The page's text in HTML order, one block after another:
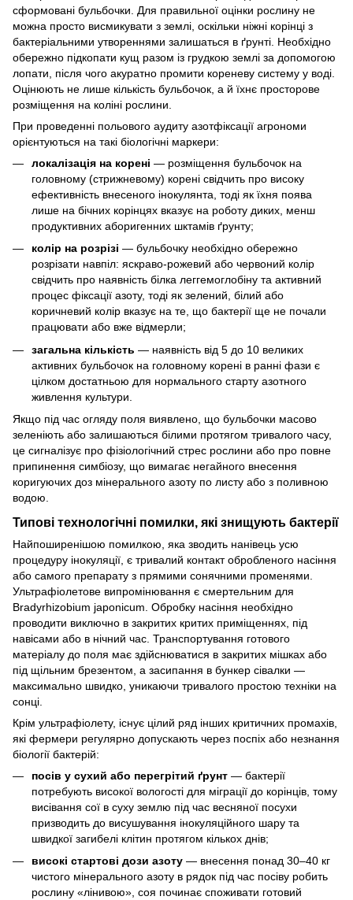
сформовані бульбочки. Для правильної оцінки рослину не
можна просто висмикувати з землі, оскільки ніжні корінці з
бактеріальними утвореннями залишаться в ґрунті. Необхідно
обережно підкопати кущ разом із грудкою землі за допомогою
лопати, після чого акуратно промити кореневу систему у воді.
Оцінюють не лише кількість бульбочок, а й їхнє просторове
розміщення на коліні рослини.
При проведенні польового аудиту азотфіксації агрономи
орієнтуються на такі біологічні маркери:
локалізація на корені — розміщення бульбочок на
головному (стрижневому) корені свідчить про високу
ефективність внесеного інокулянта, тоді як їхня поява
лише на бічних корінцях вказує на роботу диких, менш
продуктивних аборигенних шктамів ґрунту;
колір на розрізі — бульбочку необхідно обережно
розрізати навпіл: яскраво-рожевий або червоний колір
свідчить про наявність білка леггемоглобіну та активний
процес фіксації азоту, тоді як зелений, білий або
коричневий колір вказує на те, що бактерії ще не почали
працювати або вже відмерли;
загальна кількість — наявність від 5 до 10 великих
активних бульбочок на головному корені в ранні фази є
цілком достатньою для нормального старту азотного
живлення культури.
Якщо під час огляду поля виявлено, що бульбочки масово
зеленіють або залишаються білими протягом тривалого часу,
це сигналізує про фізіологічний стрес рослини або про повне
припинення симбіозу, що вимагає негайного внесення
коригуючих доз мінерального азоту по листу або з поливною
водою.
Типові технологічні помилки, які знищують бактерії
Найпоширенішою помилкою, яка зводить нанівець усю
процедуру інокуляції, є тривалий контакт обробленого насіння
або самого препарату з прямими сонячними променями.
Ультрафіолетове випромінювання є смертельним для
Bradyrhizobium japonicum. Обробку насіння необхідно
проводити виключно в закритих критих приміщеннях, під
навісами або в нічний час. Транспортування готового
матеріалу до поля має здійснюватися в закритих мішках або
під щільним брезентом, а засипання в бункер сівалки —
максимально швидко, уникаючи тривалого простою техніки на
сонці.
Крім ультрафіолету, існує цілий ряд інших критичних промахів,
які фермери регулярно допускають через поспіх або незнання
біології бактерій:
посів у сухий або перегрітий ґрунт — бактерії
потребують високої вологості для міграції до корінців, тому
висівання сої в суху землю під час весняної посухи
призводить до висушування інокуляційного шару та
швидкої загибелі клітин протягом кількох днів;
високі стартові дози азоту — внесення понад 30–40 кг
чистого мінерального азоту в рядок під час посіву робить
рослину «лінивою», соя починає споживати готовий